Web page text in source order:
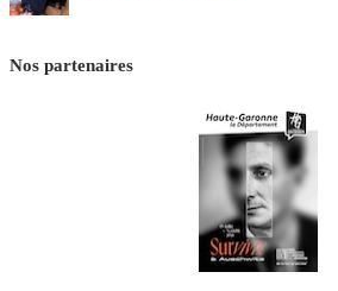
Nos partenaires